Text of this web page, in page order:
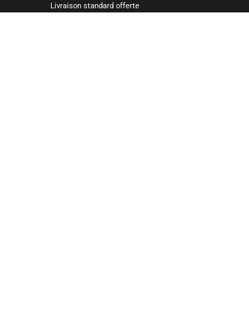
Livraison standard offerte